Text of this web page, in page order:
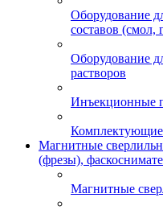
Оборудование
составов (смол,
Оборудование
растворов
Инъекционные
Комплектующие
Магнитные
(фрезы),
Магнитные